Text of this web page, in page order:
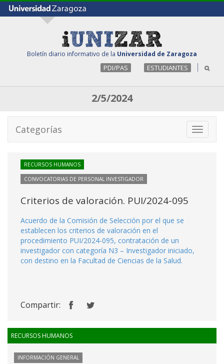
Boletín diario informativo de la Universidad de Zaragoza
PDI/PAS ESTUDIANTES
2/5/2024
Toggle
Categorías
RECURSOS HUMANOS
CONVOCATORIAS DE PERSONAL INVESTIGADOR
Criterios de valoración. PUI/2024-095
Acuerdo de la Comisión de Selección por el que se
establecen los criterios de valoración en el
procedimiento PUI/2024-095, contratación de un
investigador con categoría N3 – Investigador iniciado,
con destino en la Facultad de Ciencias de la Salud.
Compartir:
RECURSOS HUMANOS
INFORMACIÓN GENERAL